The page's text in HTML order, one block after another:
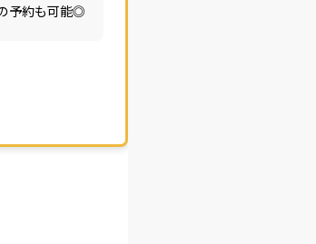
予約も可能◎